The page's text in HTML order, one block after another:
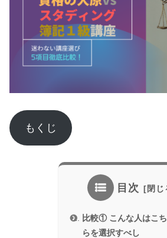
もくじ
目次
比較① こんな人はこち
らを選択すべし